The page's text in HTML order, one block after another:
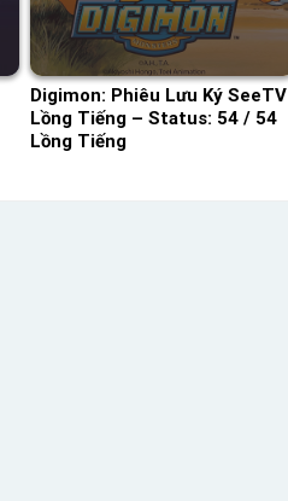
Digimon: Phiêu Lưu Ký SeeTV
Lồng Tiếng – Status: 54 / 54
Lồng Tiếng